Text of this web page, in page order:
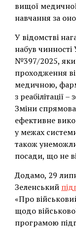
вищої
навчання за
У відомстві
набув
№397/2025,
проходження
медичною,
з реабілітації
Зміни
ефективне
у межах
також
посади, що не
Додамо, 29
Зеленський
«Про
щодо
програмою